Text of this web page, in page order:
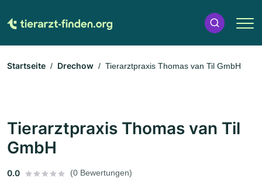
Startseite Drechow Tierarztpraxis Thomas van Til GmbH
Tierarztpraxis Thomas van Til
GmbH
0.0 (0 Bewertungen)